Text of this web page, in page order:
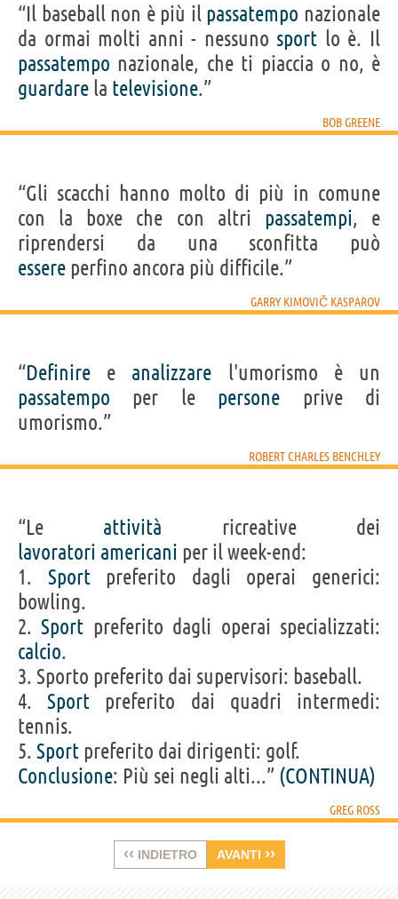
“Il baseball non è più il passatempo nazionale
da ormai molti anni - nessuno sport lo è. Il
passatempo nazionale, che ti piaccia o no, è
guardare la televisione.”
BOB GREENE
“Gli scacchi hanno molto di più in comune
con la boxe che con altri passatempi, e
riprendersi da una sconfitta può
essere perfino ancora più difficile.”
GARRY KIMOVIČ KASPAROV
“Definire e analizzare l'umorismo è un
passatempo per le persone prive di
umorismo.”
ROBERT CHARLES BENCHLEY
“Le attività ricreative dei
lavoratori americani per il week-end:
1. Sportpreferito dagli operai generici:
bowling.
2.Sport preferito dagli operai specializzati:
calcio.
3. Sporto preferito dai supervisori: baseball.
4.Sport preferito dai quadri intermedi:
tennis.
5. Sport preferito dai dirigenti: golf.
Conclusione: Più sei negli alti...” (CONTINUA)
GREG ROSS
‹‹ INDIETRO AVANTI ››